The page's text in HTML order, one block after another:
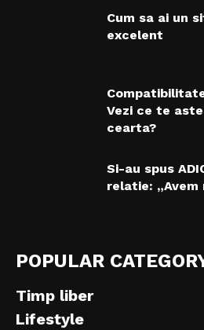
Cum sa ai un
excelent
Vezi ce te
cearta?
Si-au spus
relatie: „Avem
POPULAR
Timp liber
Lifestyle